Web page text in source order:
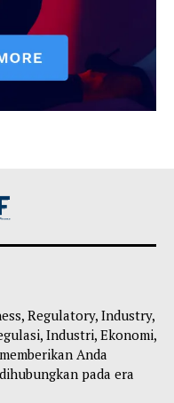
Regulatory, Industry,
Industri, Ekonomi,
Anda
pada era